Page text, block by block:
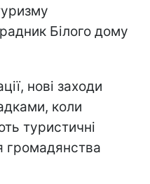
Білого дому
нові заходи
коли
туристичні
громадянства